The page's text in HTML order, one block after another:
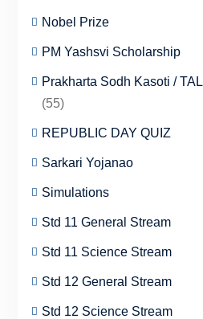
Nobel Prize
PM Yashsvi Scholarship
Prakharta Sodh Kasoti /
(55)
REPUBLIC DAY QUIZ
Sarkari Yojanao
Simulations
Std 11 General Stream
Std 11 Science Stream
Std 12 General Stream
Std 12 Science Stream